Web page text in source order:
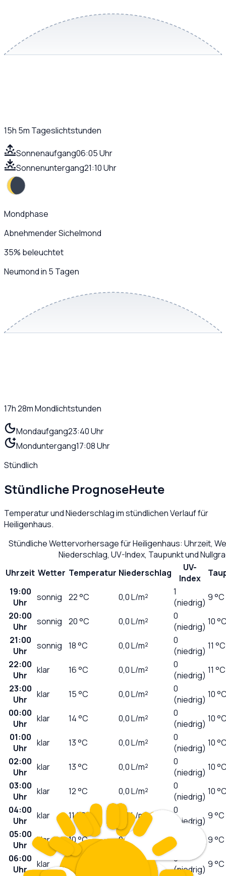
15h 5m Tageslichtstunden
Sonnenaufgang06:05 Uhr
Sonnenuntergang21:10 Uhr
Mondphase
Abnehmender Sichelmond
35% beleuchtet
Neumond in 5 Tagen
17h 28mMondlichtstunden
Mondaufgang23:40 Uhr
Monduntergang17:08 Uhr
Stündlich
Stündliche PrognoseHeute
Temperatur und Niederschlag im stündlichen Verlauf für
Heiligenhaus.
Stündliche Wettervorhersage fürHeiligenhaus: Uhrzeit,
Niederschlag, UV-Index, Taupunkt und
Uhrzeit Wetter Temperatur Niederschlag
UV-
Index
19:00
Uhr
sonnig 22°C 0,0L/m²
1
(niedrig) 9 °C
20:00
Uhr
sonnig 20°C 0,0L/m²
0
(niedrig) 10
21:00
Uhr
sonnig 18°C 0,0L/m²
0
(niedrig) 11 °C
22:00
Uhr
klar 16°C 0,0L/m²
0
(niedrig) 11 °C
23:00
Uhr
klar 15°C 0,0L/m²
0
(niedrig) 10
00:00
Uhr
klar 14°C 0,0L/m²
0
(niedrig) 10
01:00
Uhr
klar 13°C 0,0L/m²
0
(niedrig) 10
02:00
Uhr
klar 13°C 0,0L/m²
0
(niedrig) 10
03:00
Uhr
klar 12°C 0,0L/m²
0
(niedrig) 10
04:00
Uhr
klar 11°C 0,0L/m²
0
(niedrig) 9 °C
05:00
Uhr
klar 10°C 0,0 L/m²
(niedrig)9 °C
06:00
Uhr
klar 10°C L/m²
0
(niedrig) 9 °C